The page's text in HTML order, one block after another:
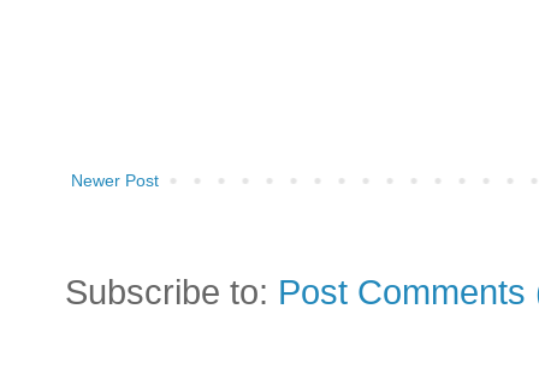
Newer Post
Subscribe to: Post Comments